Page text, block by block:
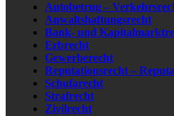
Autobetrug –
Anwaltshaftungsrecht
Bank- und
Erbrecht
Gewerberecht
Reputationsrecht –
Schufarecht
Strafrecht
Zivilrecht